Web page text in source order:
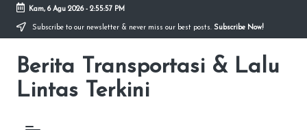
Skip
content
Kam, 6 Agu 2026- 2:55:57 PM
Subscribe to our newsletter & never miss our best posts. Subscribe Now!
Berita Transportasi & Lalu
Lintas Terkini
premancity.biz.id